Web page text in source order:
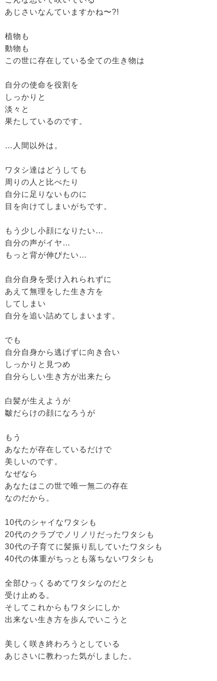
あじさいなんていますかね〜?!
植物も
動物も
この世に存在している全ての生き物は
自分の使命を役割を
しっかりと
淡々と
果たしているのです。
…人間以外は。
ワタシ達はどうしても
周りの人と比べたり
自分に足りないものに
目を向けてしまいがちです。
もう少し小顔になりたい…
自分の声がイヤ…
もっと背が伸びたい…
自分自身を受け入れられずに
あえて無理をした生き方を
してしまい
自分を追い詰めてしまいます。
でも
自分自身から逃げずに向き合い
しっかりと見つめ
自分らしい生き方が出来たら
白髪が生えようが
皺だらけの顔になろうが
もう
あなたが存在しているだけで
美しいのです。
なぜなら
あなたはこの世で唯一無二の存在
なのだから。
10代のシャイなワタシも
20代のクラブでノリノリだったワタシも
30代の子育てに髪振り乱していたワタシも
40代の体重がちっとも落ちないワタシも
全部ひっくるめてワタシなのだと
受け止める。
そしてこれからもワタシにしか
出来ない生き方を歩んでいこうと
美しく咲き終わろうとしている
あじさいに教わった気がしました。